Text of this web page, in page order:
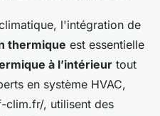
l'intégration de
thermique est essentielle
à l’intérieur tout
en système HVAC,
clim.fr/, utilisent des